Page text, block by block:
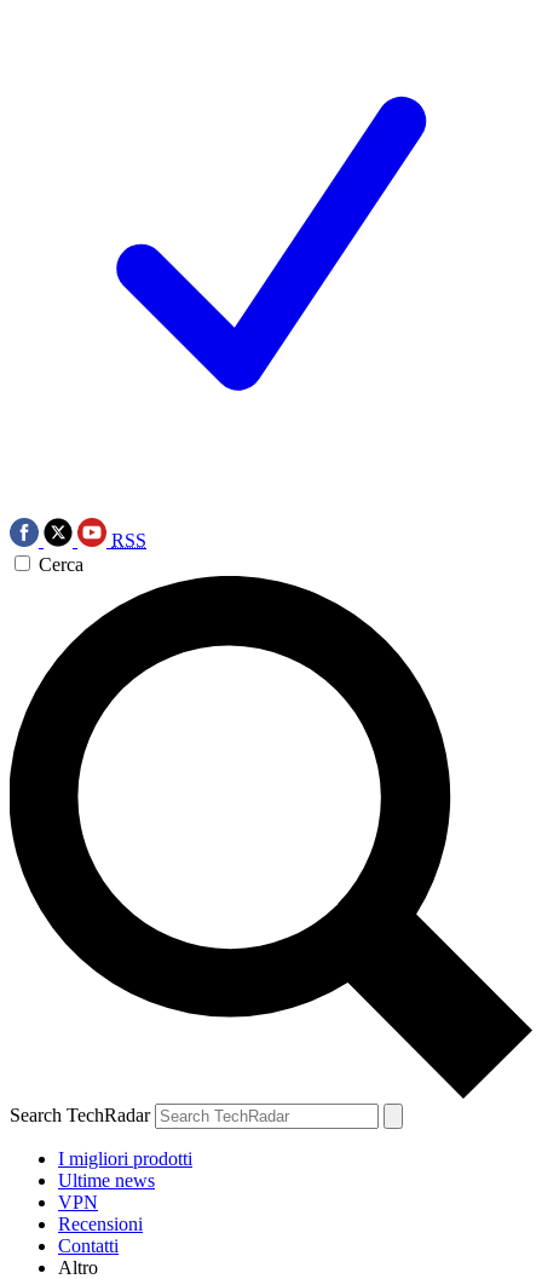
RSS
Cerca
Search TechRadar
I migliori prodotti
Ultime news
VPN
Recensioni
Contatti
Altro